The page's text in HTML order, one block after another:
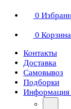
0
0 Корзина
Контакты
Доставка
Самовывоз
Подборки
Информация